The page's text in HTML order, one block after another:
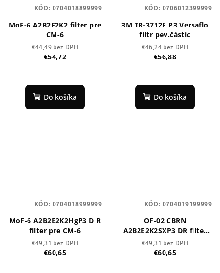
MoF-6 A2B2E2K2 filter pre
CM-6
€44,49 bez DPH
€54,72
Do košíka
KÓD: 0704018899999
3M TR-3712E P3 Versaflo
filtr pev.částic
€46,24 bez DPH
€56,88
Do košíka
KÓD: 0706012399999
MoF-6 A2B2E2K2HgP3 D R
filter pre CM-6
€49,31 bez DPH
€60,65
KÓD: 0704018999999
OF-02 CBRN
A2B2E2K2SXP3 DR filter
CM-6
€49,31 bez DPH
€60,65
KÓD: 0704019199999